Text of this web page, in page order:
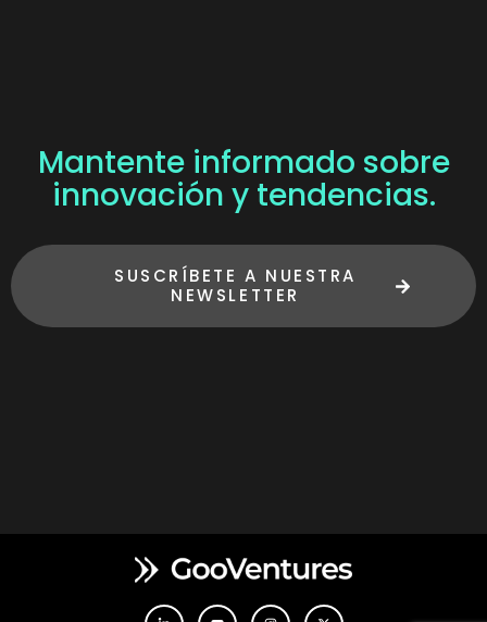
Mantente informado sobre
innovación y tendencias.
SUSCRÍBETE A NUESTRA
NEWSLETTER